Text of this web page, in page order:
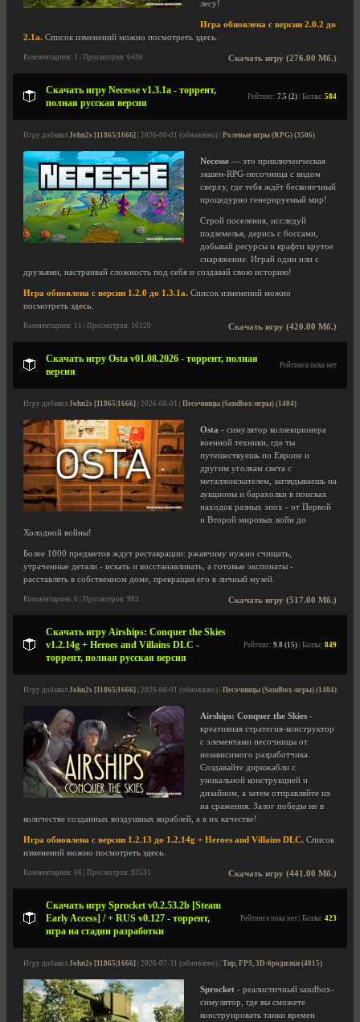
лесу!
Игра обновлена с версии 2.0.2 до
2.1a. Список изменений можно посмотреть здесь
Скачать игру (276.00 Мб.)
Комментариев: 1 | Просмотров: 6430
Скачать игру Necesse v1.3.1a - торрент,
полная русская версия
Рейтинг: 7.5 (2) | Баллы: 584
Игру добавил John2s [11865|1666] | 2026-08-01 (обновлено) | Ролевые игры (RPG) (3506)
Necesse — это приключенческая
экшен-RPG-песочница с видом
сверху, где тебя ждёт бесконечный
процедурно генерируемый мир!
Строй поселения, исследуй
подземелья, дерись с боссами,
добывай ресурсы и крафти крутое
снаряжение. Играй один или с
друзьями, настраивай сложность под себя и создавай свою историю!
Игра обновлена с версии 1.2.0 до 1.3.1a. Список изменений можно
посмотреть здесь
Скачать игру (420.00 Мб.)
Комментариев: 11 | Просмотров: 16129
Скачать игру Osta v01.08.2026 - торрент, полная
версия
Рейтинга пока нет
Игру добавил John2s [11865|1666] | 2026-08-01 | Песочницы (Sandbox-игры) (1404)
Osta - симулятор коллекционера
военной техники, где ты
путешествуешь по Европе и
другим уголкам света с
металлоискателем, заглядываешь на
аукционы и барахолки в поисках
находок разных эпох - от Первой
и Второй мировых войн до
Холодной войны!
Более 1000 предметов ждут реставрации: ржавчину нужно счищать,
утраченные детали - искать и восстанавливать, а готовые экспонаты -
расставлять в собственном доме, превращая его в личный музей.
Скачать игру (517.00 Мб.)
Комментариев: 0 | Просмотров: 983
Скачать игру Airships: Conquer the Skies
v1.2.14g + Heroes and Villains DLC -
торрент, полная русская версия
Рейтинг: 9.8 (15) | Баллы: 849
Игру добавил John2s [11865|1666] | 2026-08-01 (обновлено) | Песочницы (Sandbox-игры) (1404)
Airships: Conquer the Skies -
креативная стратегия-конструктор
с элементами песочницы от
независимого разработчика.
Создавайте дирижабли с
уникальной конструкцией и
дизайном, а затем отправляйте их
на сражения. Залог победы не в
количестве созданных воздушных кораблей, а в их качестве!
Игра обновлена с версии 1.2.13 до 1.2.14g + Heroes and Villains DLC. Список
изменений можно посмотреть здесь
Скачать игру (441.00 Мб.)
Комментариев: 66 | Просмотров: 93531
Скачать игру Sprocket v0.2.53.2b [Steam
Early Access] / + RUS v0.127 - торрент,
игра на стадии разработки
Рейтинга пока нет | Баллы: 423
Игру добавил John2s [11865|1666] | 2026-07-31 (обновлено) | Тир, FPS, 3D-бродилки (4015)
Sprocket - реалистичный sandbox-
симулятор, где вы сможете
конструировать танки времен